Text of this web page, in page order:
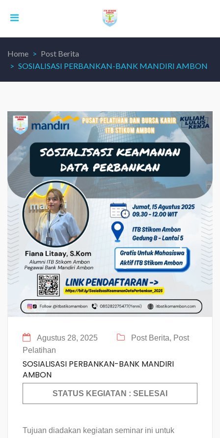
Home
Post Berita
SOSIALISASI PERBANKAN-BANK MANDIRI AMBON
Agustus 28, 2025 Post Berita, Post
Pelatihan
SOSIALISASI PERBANKAN-BANK MANDIRI
AMBON
STATUS KEGIATAN : SELESAI
Tujuan diadakan kegiatan seminar ini untuk